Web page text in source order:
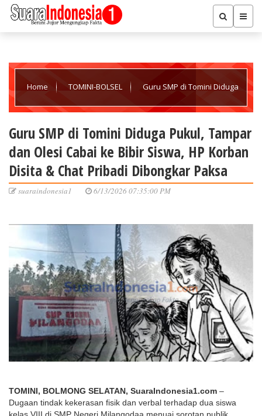
Home TOMINI-BOLSEL Guru SMP di Tomini Diduga
Chat Pribadi Dibongkar Paksa
Guru SMP di Tomini Diduga Pukul, Tampar
dan Olesi Cabai ke Bibir Siswa, HP Korban
Disita & Chat Pribadi Dibongkar Paksa
suaraindonesia1 6/13/2026 07:35:00 PM
TOMINI, BOLMONG SELATAN, SuaraIndonesia1.com –
Dugaan tindak kekerasan fisik dan verbal terhadap dua siswa